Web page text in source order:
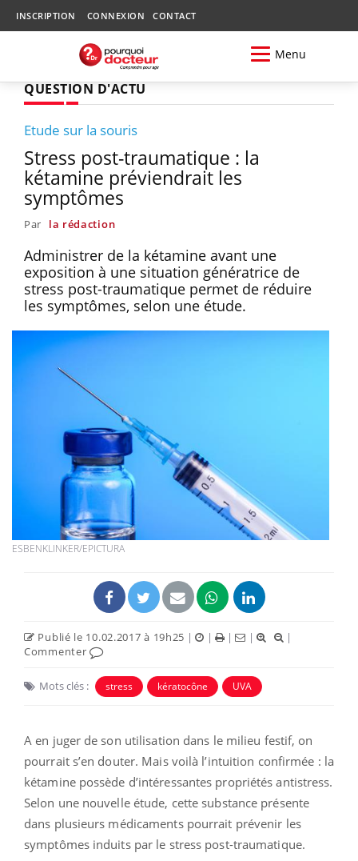
INSCRIPTION CONNEXION CONTACT
Menu
QUESTION D'ACTU
Etude sur la souris
Stress post-traumatique : la
kétamine préviendrait les
symptômes
Par la rédaction
Administrer de la kétamine avant une
exposition à une situation génératrice de
stress post-traumatique permet de réduire
les symptômes, selon une étude.
ESBENKLINKER/EPICTURA
Publié le 10.02.2017 à 19h25 | | | |
|
Commenter
Mots clés : stress kératocône UVA
A en juger de son utilisation dans le milieu festif, on
pourrait s’en douter. Mais voilà l’intuition confirmée : la
kétamine possède d’intéressantes propriétés antistress.
Selon une nouvelle étude, cette substance présente
dans plusieurs médicaments pourrait prévenir les
symptômes induits par le stress post-traumatique.